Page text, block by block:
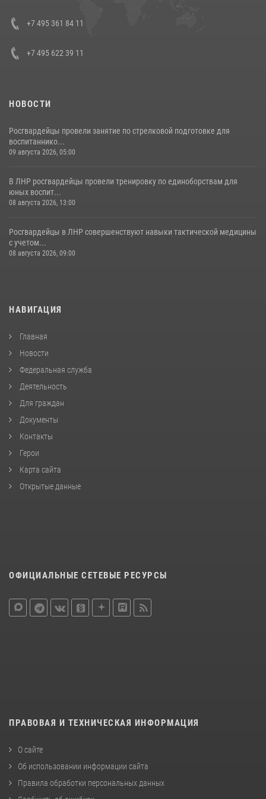
представителя Президента Российской Федерации в Северо-
Кавказском федеральном округе Виталием Кузнецовым
+7 495 361 84 11
+7 495 622 39 11
НОВОСТИ
Росгвардейцы провели занятие по стрелковой подготовке для
воспитаннико...
09 августа 2026, 05:00
В ЛНР росгвардейцы провели тренировку по единоборствам для
юных воспит...
08 августа 2026, 13:00
Росгвардейцы в ЛНР совершенствуют навыки тактической медицины
с учетом...
08 августа 2026, 09:00
НАВИГАЦИЯ
Главная
Новости
Федеральная служба
Деятельность
Для граждан
Документы
Контакты
Герои
Карта сайта
Открытые данные
ОФИЦИАЛЬНЫЕ СЕТЕВЫЕ РЕСУРСЫ
ПРАВОВАЯ И ТЕХНИЧЕСКАЯ ИНФОРМАЦИЯ
О сайте
Об использовании информации сайта
Правила обработки персональных данных